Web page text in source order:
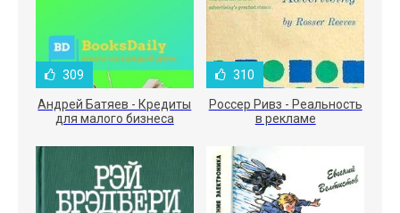
309
Андрей Батяев - Кредиты
для малого бизнеса
310
Россер Ривз - Реальность
в рекламе